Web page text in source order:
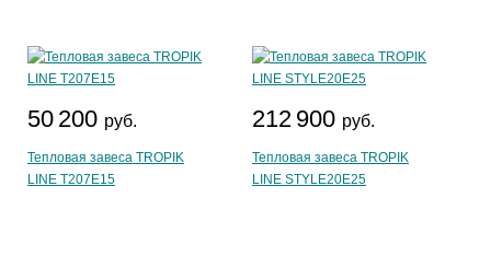
50 200 руб.
Тепловая завеса TROPIK
LINE Т207Е15
212 900 руб.
Тепловая завеса TROPIK
LINE STYLE20E25